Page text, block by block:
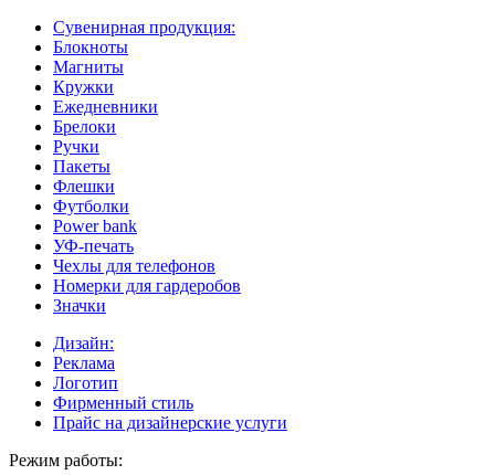
Сувенирная продукция:
Блокноты
Магниты
Кружки
Ежедневники
Брелоки
Ручки
Пакеты
Флешки
Футболки
Power bank
УФ-печать
Чехлы для телефонов
Номерки для гардеробов
Значки
Дизайн:
Реклама
Логотип
Фирменный стиль
Прайс на дизайнерские услуги
Режим работы: